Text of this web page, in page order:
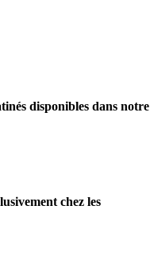
disponibles dans notre
chez les